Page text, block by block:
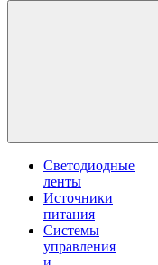
Светодиодные
ленты
Источники
питания
Системы
управления